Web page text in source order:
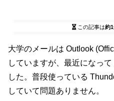
この記事は約
大学のメールは Outlook
していますが、最近になっ
した。普段使っている
していて問題ありません。